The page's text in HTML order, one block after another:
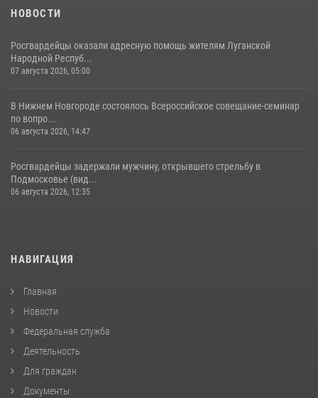
НОВОСТИ
Росгвардейцы оказали адресную помощь жителям Луганской
Народной Респуб...
07 августа 2026, 05:00
В Нижнем Новгороде состоялось Всероссийское совещание-семинар
по вопро...
06 августа 2026, 14:47
Росгвардейцы задержали мужчину, открывшего стрельбу в
Подмосковье (вид...
06 августа 2026, 12:35
НАВИГАЦИЯ
Главная
Новости
Федеральная служба
Деятельность
Для граждан
Документы